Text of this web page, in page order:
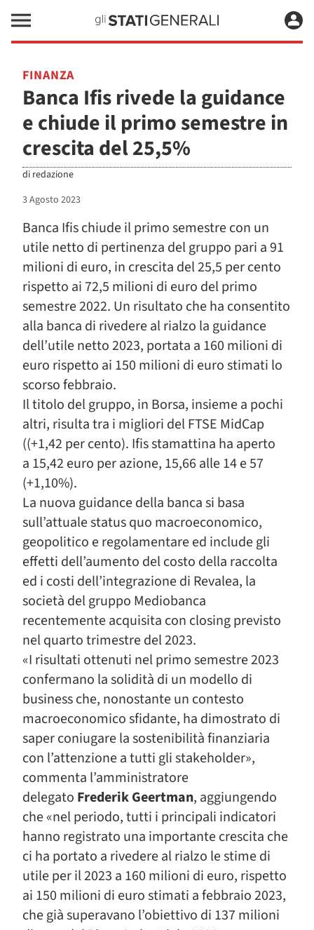
FINANZA
Banca Ifis rivede la guidance
e chiude il primo semestre in
crescita del 25,5%
di redazione
3 Agosto 2023
Banca Ifis chiude il primo semestre con un
utile netto di pertinenza del gruppo pari a 91
milioni di euro, in crescita del 25,5 per cento
rispetto ai 72,5 milioni di euro del primo
semestre 2022. Un risultato che ha consentito
alla banca di rivedere al rialzo la guidance
dell’utile netto 2023, portata a 160 milioni di
euro rispetto ai 150 milioni di euro stimati lo
scorso febbraio.
Il titolo del gruppo, in Borsa, insieme a pochi
altri, risulta tra i migliori del FTSE MidCap
((+1,42 per cento). Ifis stamattina ha aperto
a 15,42 euro per azione, 15,66 alle 14 e 57
(+1,10%).
La nuova guidance della banca si basa
sull’attuale status quo macroeconomico,
geopolitico e regolamentare ed include gli
effetti dell’aumento del costo della raccolta
ed i costi dell’integrazione di Revalea, la
società del gruppo Mediobanca
recentemente acquisita con closing previsto
nel quarto trimestre del 2023.
«I risultati ottenuti nel primo semestre 2023
confermano la solidità di un modello di
business che, nonostante un contesto
macroeconomico sfidante, ha dimostrato di
saper coniugare la sostenibilità finanziaria
con l’attenzione a tutti gli stakeholder»,
commenta l’amministratore
delegato Frederik Geertman, aggiungendo
che «nel periodo, tutti i principali indicatori
hanno registrato una importante crescita che
ci ha portato a rivedere al rialzo le stime di
utile per il 2023 a 160 milioni di euro, rispetto
ai 150 milioni di euro stimati a febbraio 2023,
che già superavano l’obiettivo di 137 milioni